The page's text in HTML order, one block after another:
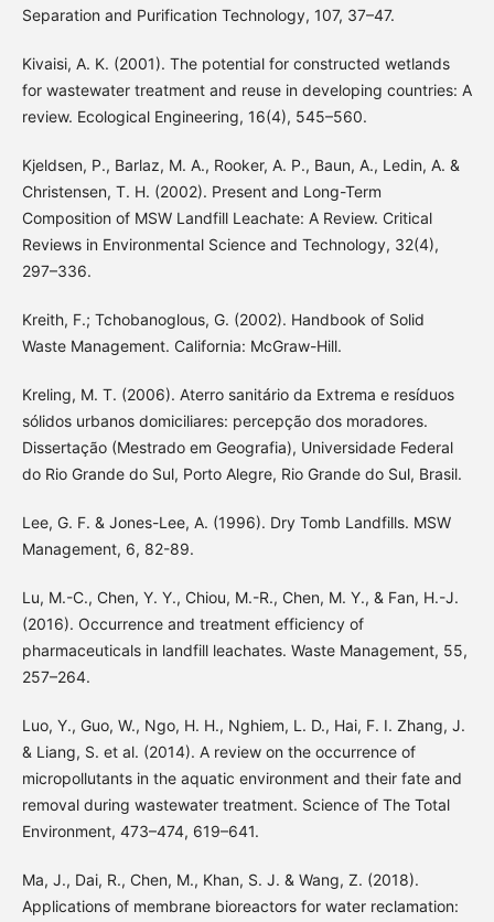
Separation and Purification Technology, 107, 37–47.
Kivaisi, A. K. (2001). The potential for constructed wetlands
for wastewater treatment and reuse in developing countries: A
review. Ecological Engineering, 16(4), 545–560.
Kjeldsen, P., Barlaz, M. A., Rooker, A. P., Baun, A., Ledin, A. &
Christensen, T. H. (2002). Present and Long-Term
Composition of MSW Landfill Leachate: A Review. Critical
Reviews in Environmental Science and Technology, 32(4),
297–336.
Kreith, F.; Tchobanoglous, G. (2002). Handbook of Solid
Waste Management. California: McGraw-Hill.
Kreling, M. T. (2006). Aterro sanitário da Extrema e resíduos
sólidos urbanos domiciliares: percepção dos moradores.
Dissertação (Mestrado em Geografia), Universidade Federal
do Rio Grande do Sul, Porto Alegre, Rio Grande do Sul, Brasil.
Lee, G. F. & Jones-Lee, A. (1996). Dry Tomb Landfills. MSW
Management, 6, 82-89.
Lu, M.-C., Chen, Y. Y., Chiou, M.-R., Chen, M. Y., & Fan, H.-J.
(2016). Occurrence and treatment efficiency of
pharmaceuticals in landfill leachates. Waste Management, 55,
257–264.
Luo, Y., Guo, W., Ngo, H. H., Nghiem, L. D., Hai, F. I. Zhang, J.
& Liang, S. et al. (2014). A review on the occurrence of
micropollutants in the aquatic environment and their fate and
removal during wastewater treatment. Science of The Total
Environment, 473–474, 619–641.
Ma, J., Dai, R., Chen, M., Khan, S. J. & Wang, Z. (2018).
Applications of membrane bioreactors for water reclamation: